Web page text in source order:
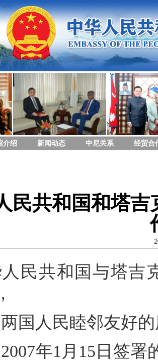
介绍 新闻动态 中尼关系 经贸合
民共和国和塔
民共和国与塔吉
国人民睦邻友好
年1月15日签